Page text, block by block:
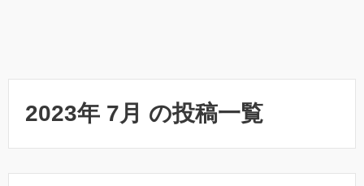
2023年 7月 の投稿一覧